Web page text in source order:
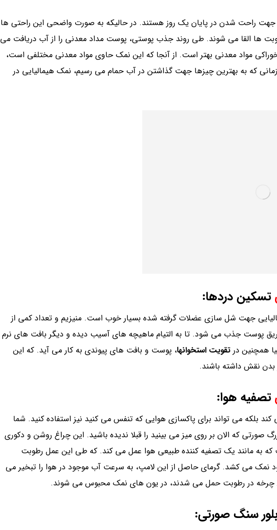
راحت شدن در پایان یک روز هستند. در حالیکه به صورت واضحی این راحتی ها
ها القا می شوند. طی روند جذب پوستی، پوست مداد معدنی را از آب دریافت می
مواد معدنی بهتر است. از آنجا که این نمک حاوی مواد معدنی مختلفی است،
و زمانی که به بهترین چیزها جهت گذاشتن در آب حمام می رسیم، نمک هیمالیایی در
تسکین دردها:
جهت شل سازی عضلات گرفته شده بسیار خوب است. منیزیم و تعداد کمی از
پوست جذب می شود. تا به التیام ماهیچه های آسیب دیده و دیگر بافت های نرم
همچنین درتقویت استخوانها، پوست و بافت های پیوندی به کار می آید. که این
بدن نقش داشته باشند.
تصفیه هوا:
بلکه می تواند برای پاکسازی هوایی که تنفس می کنید نیز استفاده کنید. شما
که الان بر روی میز می بینید را قبلا ندیده باشید. این چراغ روشن و دکوری
به مانند یک تصفیه کننده طبیعی هوا عمل می کند. که طی این عمل رطوبت
نمک می کشد. گرمای حاصل از این لامپ، به سرعت آب موجود در هوا را تبخیر می
چرخه در رطوبت حمل می شدند، در یون های نمک محبوس می شوند.
سنگ صورتی: